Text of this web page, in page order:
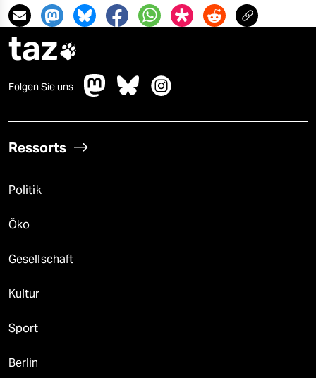
taz
Folgen Sie uns
Ressorts
Politik
Öko
Gesellschaft
Kultur
Sport
Berlin